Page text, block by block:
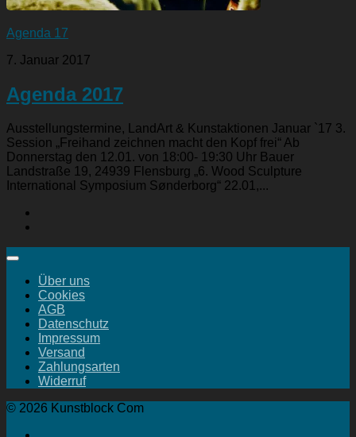
Agenda 17
7. Januar 2017
Agenda 2017
Ausstellungstermine, LandArt & Kunstaktionen Januar `17 3.
Session „Freihand zeichnen macht den Kopf frei“ Ab
Donnerstag den 12.01. von 18:00- 19:30 Uhr Bauer
Landstraße 19, 24939 Flensburg „6. Wood Sculpture
International Symposium Sønderborg“ 22.01,...
Über uns
Cookies
AGB
Datenschutz
Impressum
Versand
Zahlungsarten
Widerruf
© 2026 Kunstblock Com